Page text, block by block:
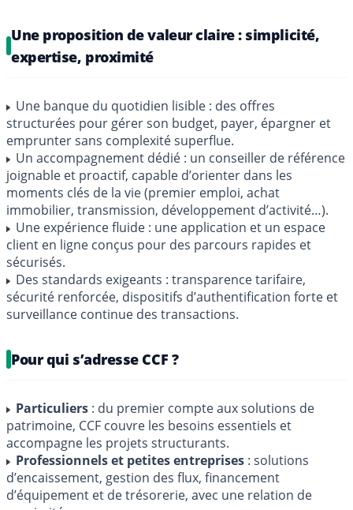
Une proposition de valeur claire : simplicité,
expertise, proximité
Une banque du quotidien lisible : des offres
structurées pour gérer son budget, payer, épargner et
emprunter sans complexité superflue.
Un accompagnement dédié : un conseiller de référence
joignable et proactif, capable d’orienter dans les
moments clés de la vie (premier emploi, achat
immobilier, transmission, développement d’activité…).
Une expérience fluide : une application et un espace
client en ligne conçus pour des parcours rapides et
sécurisés.
Des standards exigeants : transparence tarifaire,
sécurité renforcée, dispositifs d’authentification forte et
surveillance continue des transactions.
Pour qui s’adresse CCF ?
Particuliers : du premier compte aux solutions de
patrimoine, CCF couvre les besoins essentiels et
accompagne les projets structurants.
Professionnels et petites entreprises : solutions
d’encaissement, gestion des flux, financement
d’équipement et de trésorerie, avec une relation de